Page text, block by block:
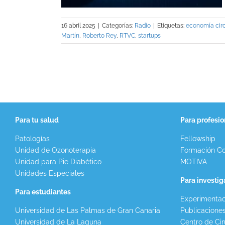
16 abril 2025 Categorías: Radio Etiquetas: economía
Martín, Roberto Rey, RTVC, startups
Para tu salud
Patologías
Unidad de Ozonoterapia
Unidad para Pie Diabético
Unidades Especiales
Para estudiantes
Universidad de Las Palmas de Gran Canaria
Universidad de La Laguna
Para
Fellowship
Formación
MOTIVA
Para
Centro de